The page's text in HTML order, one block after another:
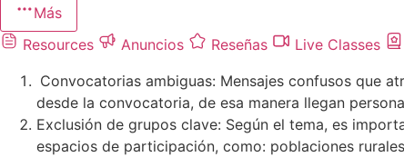
Más
Resources
Anuncios Reseñas Live Classes
Convocatorias ambiguas: Mensajes confusos que
desde la convocatoria, de esa manera llegan
Exclusión de grupos clave: Según el tema, es
espacios de participación, como: poblaciones